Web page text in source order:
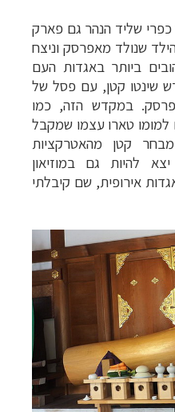
שליד הנהר גם פארק
שנולד מאפרסק וניצח
ביותר באגדות העם
שינטו קטן, עם פסל של
במקדש הזה, כמו
למומו טארו עצמו שמקבל
קטן מהאטרקציות
יצא להיות גם במוזיאון
אירופית, שם קיבלתי